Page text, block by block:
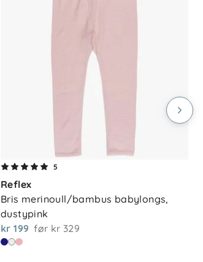
5
Reflex
Bris merinoull/bambus babylongs,
dustypink
kr 199 før kr 329